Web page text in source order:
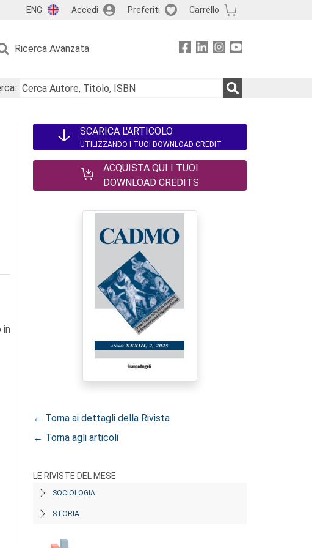
ENG Accedi Preferiti Carrello
Ricerca Avanzata
in
SCARICA L'ARTICOLO
UTILIZZANDO I TUOI DOWNLOAD CREDIT
ACQUISTA QUI I TUOI
DOWNLOAD CREDITS
← Torna ai dettagli della Rivista
← Torna agli articoli
LE RIVISTE DEL MESE
SOCIOLOGIA
STORIA